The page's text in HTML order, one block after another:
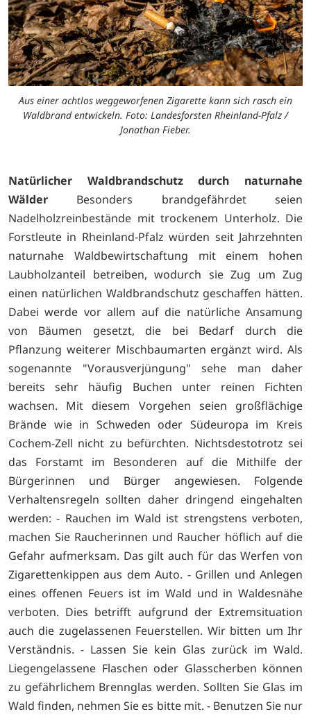
Aus einer achtlos weggeworfenen Zigarette kann sich rasch ein
Waldbrand entwickeln. Foto: Landesforsten Rheinland-Pfalz /
Jonathan Fieber.
Natürlicher Waldbrandschutz durch naturnahe
Wälder Besonders brandgefährdet seien
Nadelholzreinbestände mit trockenem Unterholz. Die
Forstleute in Rheinland-Pfalz würden seit Jahrzehnten
naturnahe Waldbewirtschaftung mit einem hohen
Laubholzanteil betreiben, wodurch sie Zug um Zug
einen natürlichen Waldbrandschutz geschaffen hätten.
Dabei werde vor allem auf die natürliche Ansamung
von Bäumen gesetzt, die bei Bedarf durch die
Pflanzung weiterer Mischbaumarten ergänzt wird. Als
sogenannte "Vorausverjüngung" sehe man daher
bereits sehr häufig Buchen unter reinen Fichten
wachsen. Mit diesem Vorgehen seien großflächige
Brände wie in Schweden oder Südeuropa im Kreis
Cochem-Zell nicht zu befürchten. Nichtsdestotrotz sei
das Forstamt im Besonderen auf die Mithilfe der
Bürgerinnen und Bürger angewiesen. Folgende
Verhaltensregeln sollten daher dringend eingehalten
werden: - Rauchen im Wald ist strengstens verboten,
machen Sie Raucherinnen und Raucher höflich auf die
Gefahr aufmerksam. Das gilt auch für das Werfen von
Zigarettenkippen aus dem Auto. - Grillen und Anlegen
eines offenen Feuers ist im Wald und in Waldesnähe
verboten. Dies betrifft aufgrund der Extremsituation
auch die zugelassenen Feuerstellen. Wir bitten um Ihr
Verständnis. - Lassen Sie kein Glas zurück im Wald.
Liegengelassene Flaschen oder Glasscherben können
zu gefährlichem Brennglas werden. Sollten Sie Glas im
Wald finden, nehmen Sie es bitte mit. - Benutzen Sie nur